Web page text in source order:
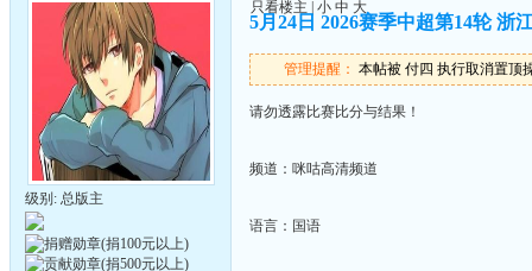
级别: 总版主
只看楼主
小 中 大
5月24日 2026赛季中超第14轮 浙
管理提醒： 本帖被 付四 执行取消置顶
请勿透露比赛比分与结果！
频道：咪咕高清频道
语言：国语